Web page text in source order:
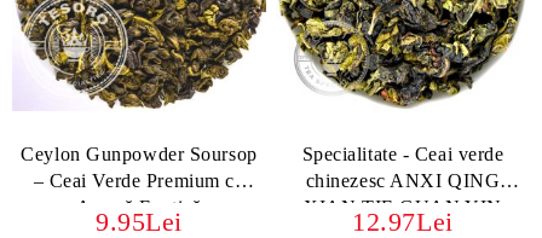
Ceylon Gunpowder Soursop
– Ceai Verde Premium cu
Aromă Exotică
9.95Lei
Specialitate - Ceai verde
chinezesc ANXI QING
XIAN TIE GUAN YIN
12.97Lei